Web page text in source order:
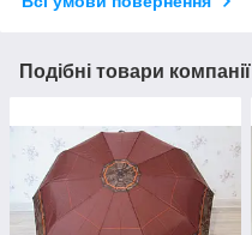
Подібні товари компанії